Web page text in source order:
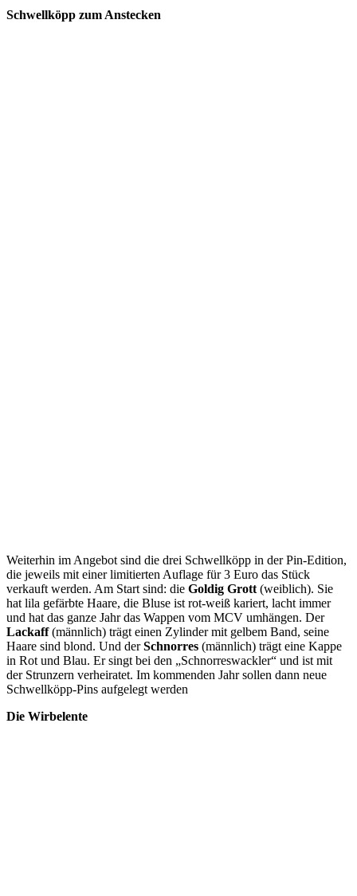
Schwellköpp zum Anstecken
Weiterhin im Angebot sind die drei Schwellköpp in der Pin-Edition,
die jeweils mit einer limitierten Auflage für 3 Euro das Stück
verkauft werden. Am Start sind: die Goldig Grott (weiblich). Sie
hat lila gefärbte Haare, die Bluse ist rot-weiß kariert, lacht immer
und hat das ganze Jahr das Wappen vom MCV umhängen. Der
Lackaff(männlich) trägt einen Zylinder mit gelbem Band, seine
Haare sind blond. Und derSchnorres (männlich) trägt eine Kappe
in Rot und Blau. Er singt bei den „Schnorreswackler“ und ist mit
der Strunzern verheiratet. Im kommenden Jahr sollen dann neue
Schwellköpp-Pins aufgelegt werden
Die Wirbelente